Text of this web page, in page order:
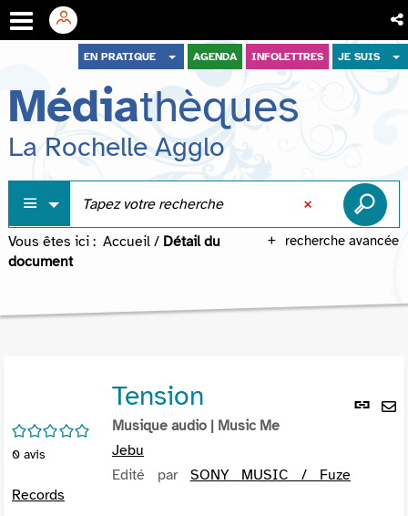
menu
contenu
recherche
EN PRATIQUE AGENDA INFOLETTRES JE SUIS
Médiathèques
La Rochelle Agglo
recherche avancée
Vous êtes ici : Accueil / Détail du
document
Lien
/5
0 avis
Tension
Musique audio | Music Me
Jebu
Edité par SONY MUSIC / Fuze
Records